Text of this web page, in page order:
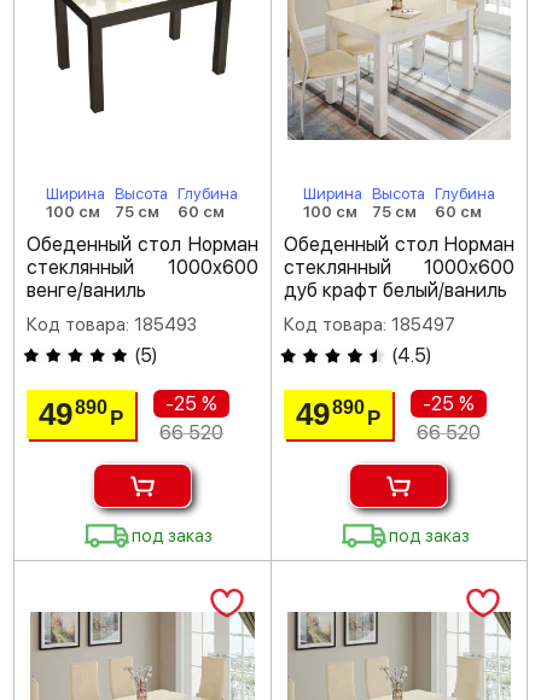
Ширина
100 см
Высота
75 см
Глубина
60 см
Обеденный стол Норман
стеклянный 1000х600
венге/ваниль
Код товара: 185493
(5)
49890Р
-25 %
66 520
под заказ
Ширина
100 см
Высота
75 см
Глубина
60 см
Обеденный стол Норман
стеклянный 1000х600
дуб крафт белый/ваниль
Код товара: 185497
(4.5)
49890 Р
-25 %
66 520
под заказ